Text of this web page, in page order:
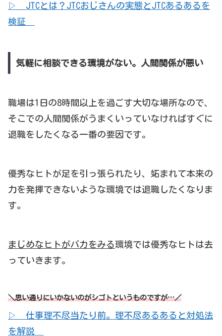
▷ JTCとは？JTCおじさんの実態とJTCあるあるを
検証
気軽に相談できる環境がない。人間関係が悪い
職場は1日の8時間以上を過ごす大切な場所なので、
そこでの人間関係がうまくいっていなければすぐに
退職をしたくなる一番の要因です。
優秀なヒトが足を引っ張られたり、妬まれて本来の
力を発揮できないような環境では退職したくなりま
す。
まじめなヒトがバカをみる環境では優秀なヒトは去
っていきます。
＼思い通りにいかないのがシゴトというものですが…／
▷ 仕事理不尽当たり前。理不尽あるあると対処法
を解説